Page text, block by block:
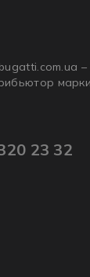
–
23 32